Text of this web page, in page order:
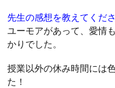
先生の感想を教えてくださ
ユーモアがあって、愛情
かりでした。
授業以外の休み時間には
た！